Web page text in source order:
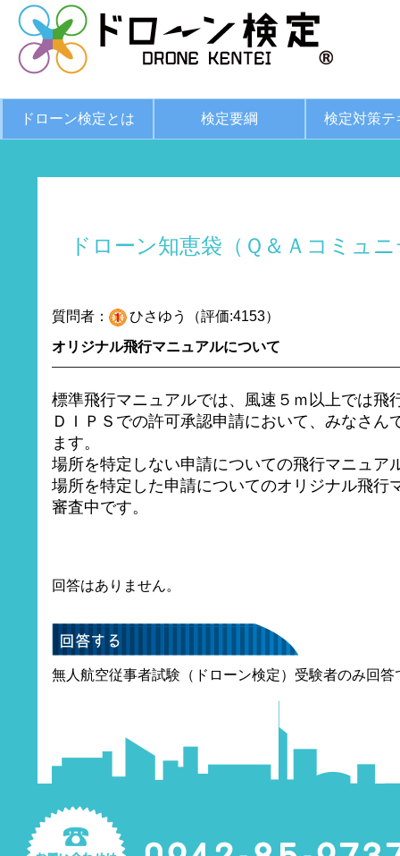
ドローン検定とは 検定要綱 検定対策テ
ドローン知恵袋（Ｑ＆Ａコミュ
質問者：
ひさゆう（評価:4153）
オリジナル飛行マニュアルについて
標準飛行マニュアルでは、風速５ｍ以上では飛
ＤＩＰＳでの許可承認申請において、みなさん
ます。
場所を特定しない申請についての飛行マニュア
場所を特定した申請についてのオリジナル飛行
審査中です。
回答はありません。
無人航空従事者試験（ドローン検定）受験者のみ回答